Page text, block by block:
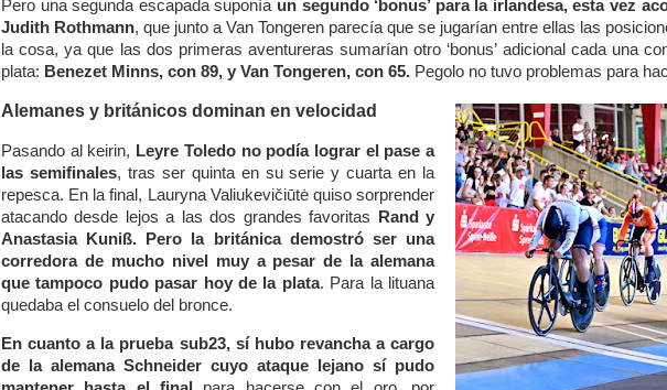
Pero una segunda escapada suponía un segundo ‘bonus’ para la irlandesa, esta vez
Judith Rothmann, que junto a Van Tongeren parecía que se jugarían entre ellas las
la cosa, ya que las dos primeras aventureras sumarían otro ‘bonus’ adicional cada una
plata: Benezet Minns, con 89, y Van Tongeren, con 65. Pegolo no tuvo problemas para
Alemanes y británicos dominan en velocidad
Pasando al keirin, Leyre Toledo no podía lograr el pase a
las semifinales, tras ser quinta en su serie y cuarta en la
repesca. En la final, Lauryna Valiukevičiūtė quiso sorprender
atacando desde lejos a las dos grandes favoritas
Rand y
Anastasia Kuniß. Pero la británica demostró ser una
corredora de mucho nivel muy a pesar de la alemana
que tampoco pudo pasar hoy de la plata. Para la lituana
quedaba el consuelo del bronce.
En cuanto a la prueba sub23, sí hubo revancha a cargo
de la alemana Schneider cuyo ataque lejano sí pudo